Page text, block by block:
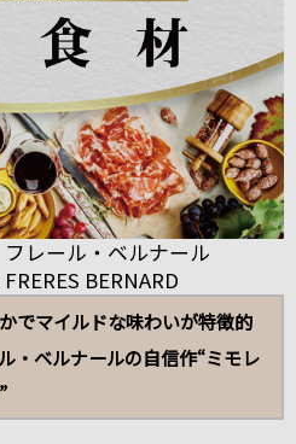
レール・ベルナール
BERNARD
でマイルドな味わいが特徴的
・ベルナールの自信作“ミモレ